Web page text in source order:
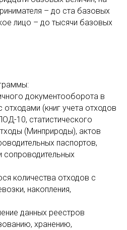
– до ста базовых
лицо – до тысячи базовых
документооборота в
(книг учета отходов
10, статистического
(Минприроды), актов
паспортов,
сопроводительных
количества отходов с
накопления,
данных реестров
хранению,